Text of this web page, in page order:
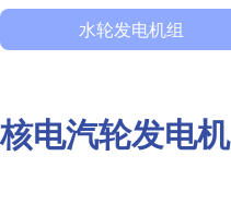
水轮发电机组
核电汽轮发电机